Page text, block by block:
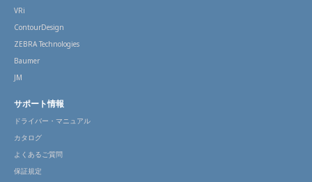
VRi
ContourDesign
ZEBRA Technologies
Baumer
JM
サポート情報
ドライバー・マニュアル
カタログ
よくあるご質問
保証規定